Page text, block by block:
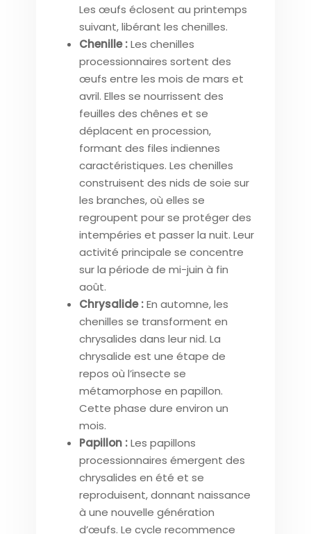
Les œufs éclosent au printemps
suivant, libérant les chenilles.
Chenille :Les chenilles
processionnaires sortent des
œufs entre les mois de mars et
avril. Elles se nourrissent des
feuilles des chênes et se
déplacent en procession,
formant des files indiennes
caractéristiques. Les chenilles
construisent des nids de soie sur
les branches, où elles se
regroupent pour se protéger des
intempéries et passer la nuit. Leur
activité principale se concentre
sur la période de mi-juin à fin
août.
Chrysalide :En automne, les
chenilles se transforment en
chrysalides dans leur nid. La
chrysalide est une étape de
repos où l’insecte se
métamorphose en papillon.
Cette phase dure environ un
mois.
Papillon :Les papillons
processionnaires émergent des
chrysalides en été et se
reproduisent, donnant naissance
à une nouvelle génération
d’œufs. Le cycle recommence